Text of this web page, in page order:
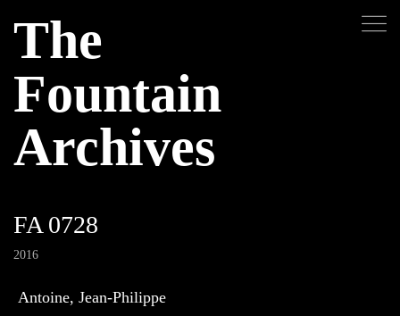
The
Fountain
Archives
FA 0728
2016
Antoine, Jean-Philippe